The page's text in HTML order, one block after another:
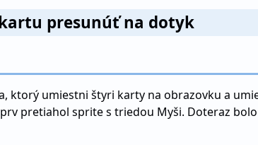
presunúť na dotyk
ktorý umiestni štyri karty na obrazovku a
pretiahol sprite s triedou Myši. Doteraz